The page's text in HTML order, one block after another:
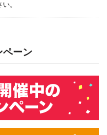
。
ペーン